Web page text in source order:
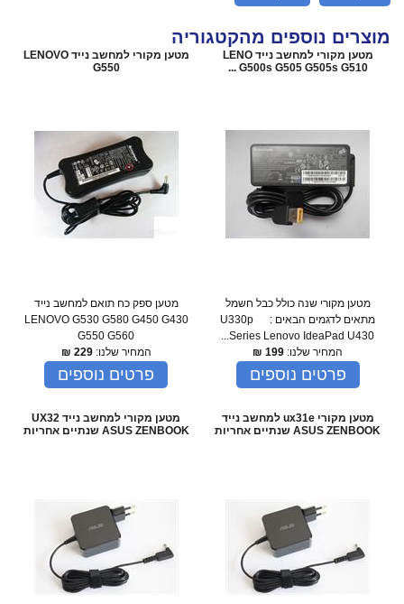
מוצרים נוספים מהקטגוריה
מטען מקורי למחשב נייד LENO
G500s G505 G505s G510 ...
מטען מקורי שנה כולל כבל חשמל
מתאים לדגמים הבאים : U330p
Series Lenovo IdeaPad U430...
המחיר שלנו: 199
₪
פרטים נוספים
מטען מקורי למחשב נייד LENOVO
G550
מטען ספק כח תואם למחשב נייד
LENOVO G530 G580 G450 G430
G550 G560
המחיר שלנו:229
₪
פרטים נוספים
מטען מקורי ux31e למחשב נייד
ASUS ZENBOOK שנתיים אחריות
מטען מקורי למחשב נייד UX32
ASUS ZENBOOK שנתיים אחריות